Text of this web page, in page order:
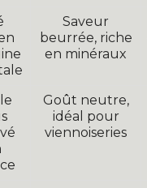
Saveur
beurrée, riche
en minéraux
Goût neutre,
idéal pour
viennoiseries